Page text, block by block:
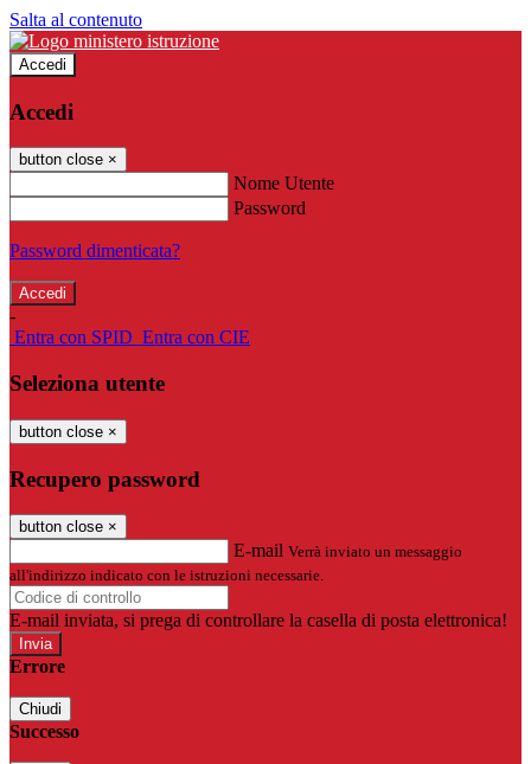
Salta al contenuto
Accedi
Accedi
button close ×
Nome Utente
Password
Password dimenticata?
-
Entra con SPID Entra con CIE
Seleziona utente
button close ×
Recupero password
button close ×
E-mail Verrà inviato un messaggio
all'indirizzo indicato con le istruzioni necessarie.
E-mail inviata, si prega di controllare la casella di posta elettronica!
Errore
Chiudi
Successo